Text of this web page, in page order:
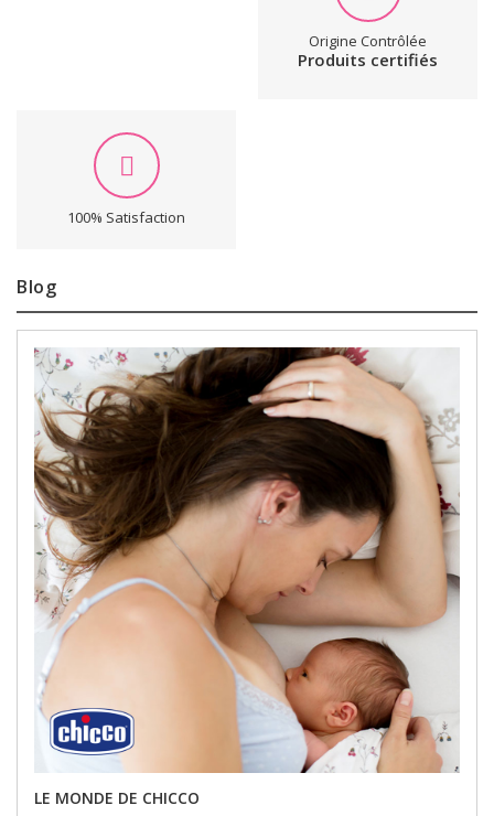
Origine Contrôlée
Produits certifiés
100% Satisfaction
Blog
LE MONDE DE CHICCO